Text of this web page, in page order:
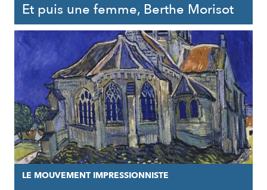
Et puis une femme, Berthe Morisot
LE MOUVEMENT IMPRESSIONNISTE